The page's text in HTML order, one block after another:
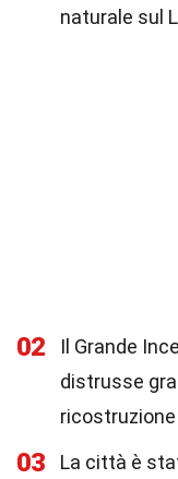
naturale sul
02
Il Grande
distrusse
03
La città è